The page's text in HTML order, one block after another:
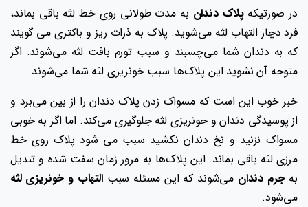
در صورتیکهپلاک دندان به مدت طولانی روی خط لثه باقی بماند،
فرد دچار التهاب لثه می‌شوید. پلاک به ذرات ریز و باکتری‌ می گویند
که به دندان شما می‌چسبند و سبب تورم بافت لثه می‌شوند. اگر
متوجه آن نشوید این پلاک‌ها سبب خونریزی لثه شما می‌شوند.
خبر خوب این است که مسواک زدن پلاک دندان را از بین می‌برد و
از پوسیدگی دندان و خونریزی لثه جلوگیری می‌کند. اما اگر به خوبی
مسواک نزنید و نخ دندان نکشید سبب می شود پلاک روی خط
مرزی لثه باقی بماند. این پلاک‌ها به مرور زمان سفت شده و تبدیل
بهجرم دندان می‌شوند که این مسئله سببالتهاب و خونریزی لثه
می‌شود.